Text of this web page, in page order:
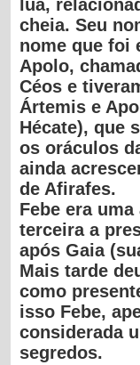
lua,
cheia. Seu
nome que foi
Apolo,
Céos e
Ártemis e
Hécate), que
os oráculos
ainda
de Afirafes.
Febe era
terceira a
após Gaia
Mais tarde
como
isso Febe,
considerada
segredos.